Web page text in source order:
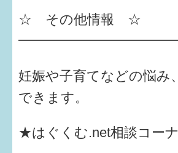
☆ その他情報 ☆
妊娠や子育てなどの悩み
できます。
★はぐくむ.net相談コー